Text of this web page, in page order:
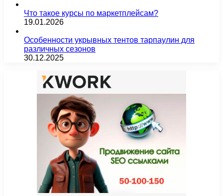
Что такое курсы по маркетплейсам?
19.01.2026
Особенности укрывных тентов тарпаулин для
различных сезонов
30.12.2025